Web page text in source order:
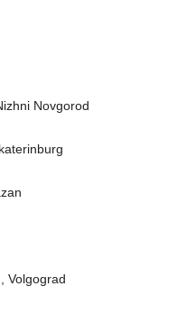
Novgorod
Volgograd